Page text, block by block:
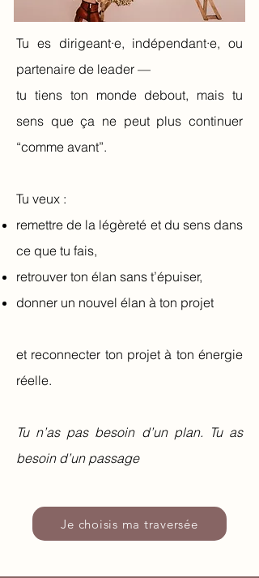
Tu es dirigeant·e, indépendant·e, ou
partenaire de leader —
tu tiens ton monde debout, mais tu
sens que ça ne peut plus continuer
“comme avant”.
Tu veux :
remettre de la légèreté et du sens dans
ce que tu fais,
retrouver ton élan sans t’épuiser,
donner un nouvel élan à ton projet
et reconnecter ton projet à ton énergie
réelle.
Tu n’as pas besoin d’un plan. Tu as
besoin d’un passage
Je choisis ma traversée